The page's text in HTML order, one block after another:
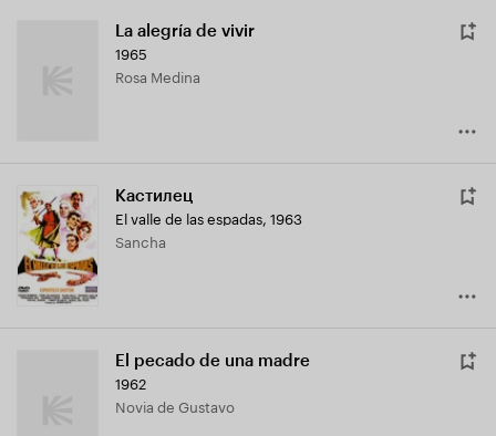
La alegría de vivir
1965
Rosa Medina
Кастилец
El valle de las espadas, 1963
Sancha
El pecado de una madre
1962
Novia de Gustavo